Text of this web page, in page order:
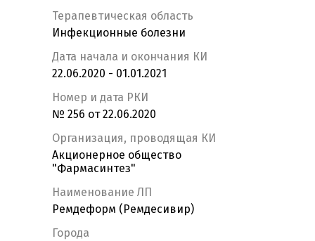
Терапевтическая область
Инфекционные болезни
Дата начала и окончания КИ
22.06.2020 - 01.01.2021
Номер и дата РКИ
№ 256 от 22.06.2020
Организация, проводящая КИ
Акционерное общество
"Фармасинтез"
Наименование ЛП
Ремдеформ (Ремдесивир)
Города